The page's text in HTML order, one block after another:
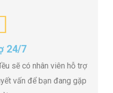
24/7
sẽ có nhân viên hỗ trợ
vấn để bạn đang gặp